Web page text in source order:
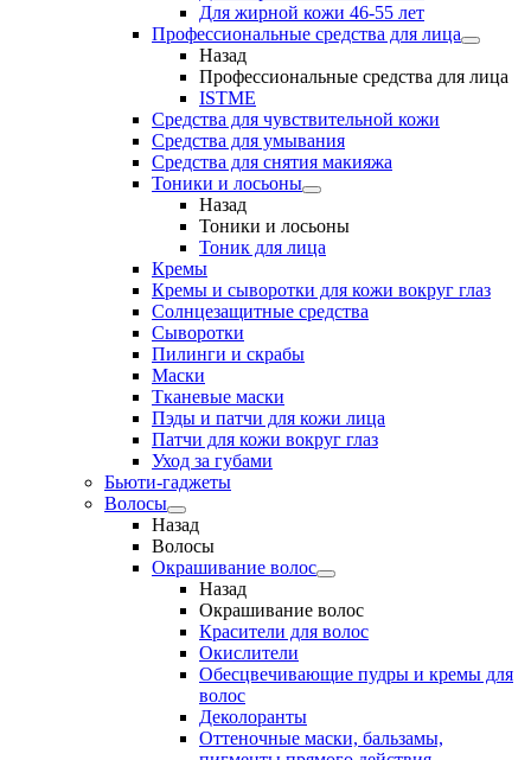
Для жирной кожи 46-55 лет
Профессиональные средства для лица
Назад
Профессиональные средства для лица
ISTME
Средства для чувствительной кожи
Средства для умывания
Средства для снятия макияжа
Тоники и лосьоны
Назад
Тоники и лосьоны
Тоник для лица
Кремы
Кремы и сыворотки для кожи вокруг глаз
Солнцезащитные средства
Сыворотки
Пилинги и скрабы
Маски
Тканевые маски
Пэды и патчи для кожи лица
Патчи для кожи вокруг глаз
Уход за губами
Бьюти-гаджеты
Волосы
Назад
Волосы
Окрашивание волос
Назад
Окрашивание волос
Красители для волос
Окислители
Обесцвечивающие пудры и кремы для
волос
Деколоранты
Оттеночные маски, бальзамы,